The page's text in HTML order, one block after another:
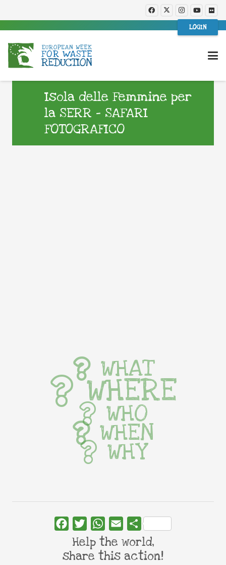
LOGIN
Isola delle Femmine per
la SERR – SAFARI
FOTOGRAFICO
WHAT
WHERE
WHO
WHEN
WHY
FacebookTwitterWhatsApp
Email Share
Help the world,
share this action!